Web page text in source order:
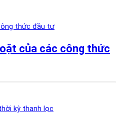
của các công thức